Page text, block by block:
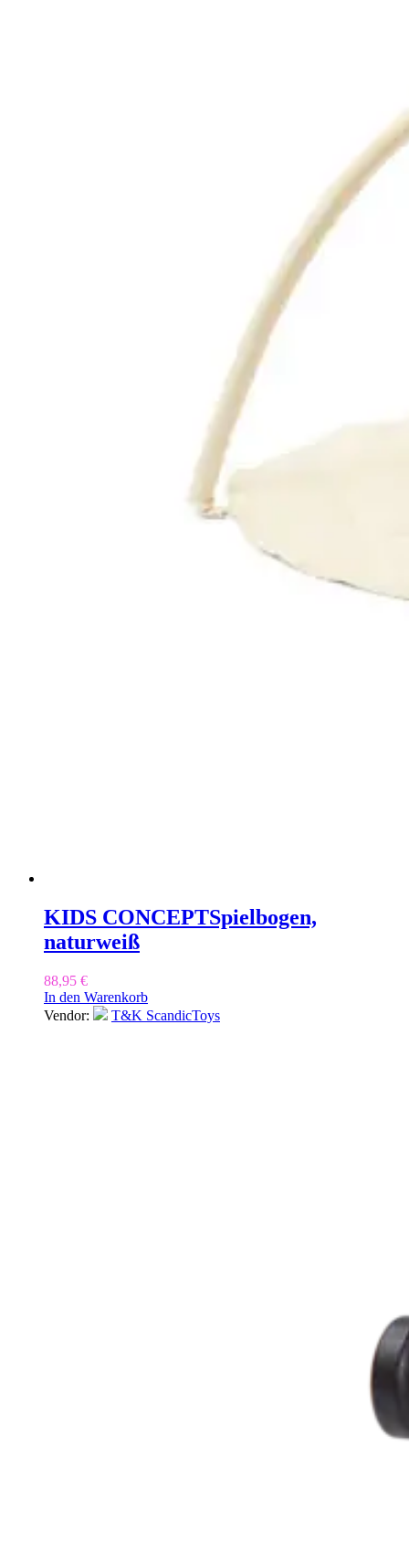
KIDS CONCEPTSpielbogen,
naturweiß
88,95 €
In den Warenkorb
Vendor:
T&K ScandicToys